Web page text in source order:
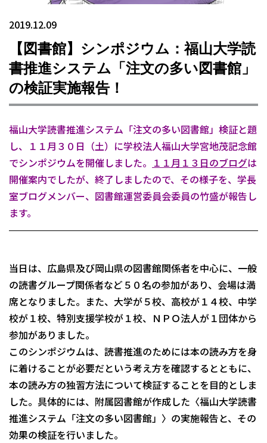
2019.12.09
【図書館】シンポジウム：福山大学読
書推進システム「注文の多い図書館」
の検証実施報告！
福山大学読書推進システム「注文の多い図書館」検証と題
し、１１月３０日（土）に学校法人福山大学宮地茂記念館
でシンポジウムを開催しました。 １１月１３日のブログは
開催案内でしたが、終了しましたので、その様子を、学長
室ブログメンバー、 図書館運営委員会委員の竹盛が報告し
ます。
当日は、広島県及び岡山県の図書館関係者を中心に、一般
の読書グループ関係者など５０名の参加があり、会場は満
席となりました。また、大学が５校、高校が１４校、中学
校が１校、特別支援学校が１校、ＮＰＯ法人が１団体から
参加がありました。
このシンポジウムは、読書推進のためには本の読み方を身
に着けることが必要だという考え方を確認するとともに、
本の読み方の独習方法について検証することを目的としま
した。具体的には、附属図書館が作成した〈福山大学読書
推進システム「注文の多い図書館」〉の実施報告と、その
効果の検証を行いました。